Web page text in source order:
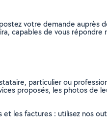
votre demande auprès
capables de vous répondre
particulier ou
proposés, les photos de
les factures : utilisez nos